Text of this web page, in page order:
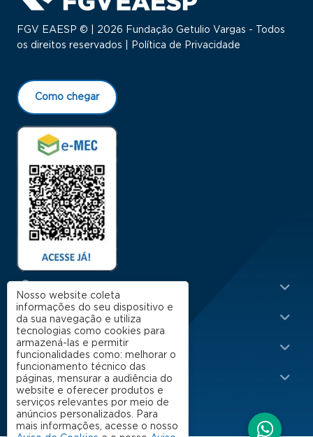
FGV EAESP © | 2026 Fundação Getulio Vargas - Todos
os direitos reservados |
Política de Privacidade
Como chegar
Menu Rodapé 1
Escola
Rodapé 2
Apoio
Impacto
Nosso website coleta
informações do seu dispositivo e
da sua navegação e utiliza
tecnologias como cookies para
armazená-las e permitir
funcionalidades como: melhorar o
funcionamento técnico das
páginas, mensurar a audiência do
website e oferecer produtos e
serviços relevantes por meio de
anúncios personalizados. Para
mais informações, acesse o nosso